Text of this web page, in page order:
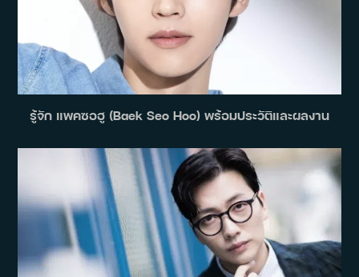
รู้จัก แพคซอฮู (Baek Seo Hoo) พร้อมประวัติและผลงาน